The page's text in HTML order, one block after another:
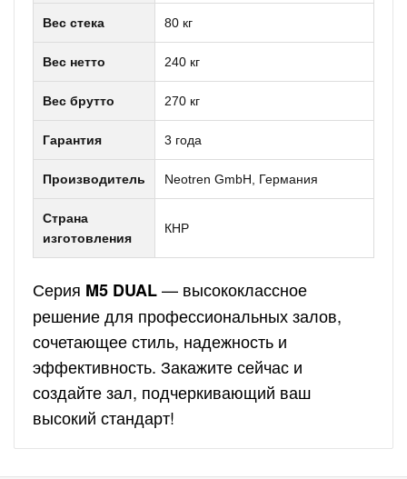
Вес стека 80 кг
Вес нетто 240 кг
Вес брутто 270 кг
Гарантия 3 года
Производитель Neotren GmbH, Германия
Страна
изготовления
КНР
Серия M5 DUAL— высококлассное
решение для профессиональных залов,
сочетающее стиль, надежность и
эффективность. Закажите сейчас и
создайте зал, подчеркивающий ваш
высокий стандарт!